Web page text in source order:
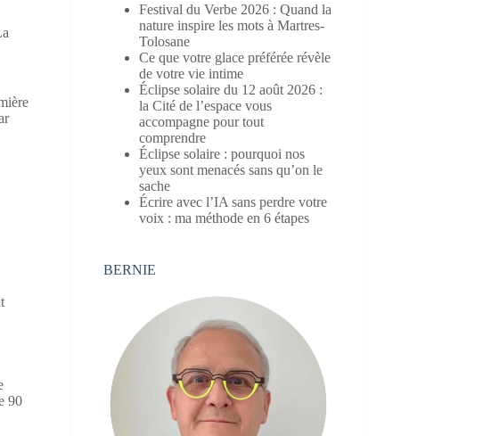
90
Festival du Verbe 2026 : Quand la
nature inspire les mots à Martres-
Tolosane
Ce que votre glace préférée révèle
de votre vie intime
Éclipse solaire du 12 août 2026 :
la Cité de l’espace vous
accompagne pour tout
comprendre
Éclipse solaire : pourquoi nos
yeux sont menacés sans qu’on le
sache
Écrire avec l’IA sans perdre votre
voix : ma méthode en 6 étapes
BERNIE